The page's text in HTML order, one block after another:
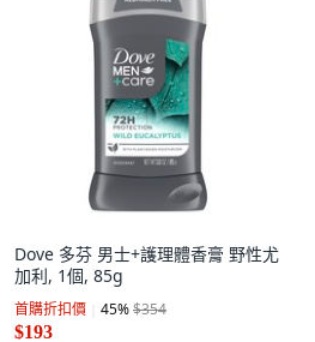
Dove 多芬 男士+護理體香膏 野性尤
加利, 1個, 85g
首購折扣價 45%$354
$193